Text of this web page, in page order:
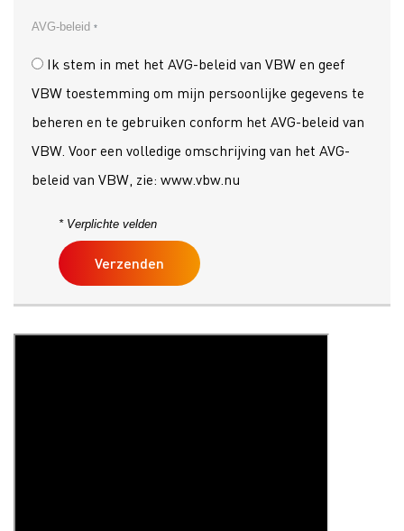
AVG-beleid *
Ik stem in met het AVG-beleid van VBW en geef
VBW toestemming om mijn persoonlijke gegevens te
beheren en te gebruiken conform het AVG-beleid van
VBW. Voor een volledige omschrijving van het AVG-
beleid van VBW, zie: www.vbw.nu
* Verplichte velden